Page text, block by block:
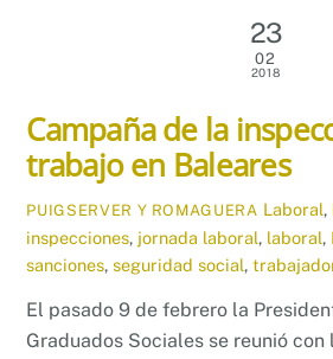
23
02
2018
Campaña de la
trabajo en Baleares
PUIGSERVER Y ROMAGUERA Laboral,
inspecciones, jornada laboral, laboral,
sanciones,seguridad social,
El pasado 9 de febrero la
Graduados Sociales se reunió